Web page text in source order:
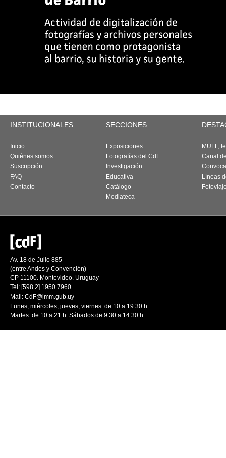
INSTITUCIONALES SECCIONES
Inicio
Quiénes somos
Suscripción
FAQ
Contacto
Exposiciones
Fotografías del CdF
Investigación
Educativa
Catálogo
Mediateca
MUFF,
Canal
Líneas
Av. 18 de Julio 885
(entre Andes y Convención)
CP 11100. Montevideo. Uruguay
Tel: [598 2] 1950 7960
Mail: CdF@imm.gub.uy
Lunes, miércoles, jueves, viernes: de 10 a 19.30 h.
Martes: de 10 a 21 h. Sábados de 9.30 a 14.30 h.